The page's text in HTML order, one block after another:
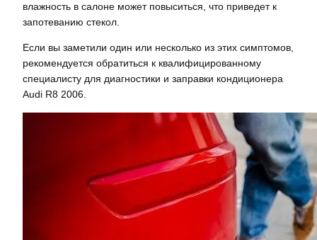
влажность в салоне может повыситься, что приведет к
запотеванию стекол.
Если вы заметили один или несколько из этих симптомов,
рекомендуется обратиться к квалифицированному
специалисту для диагностики и заправки кондиционера
Audi R8 2006.